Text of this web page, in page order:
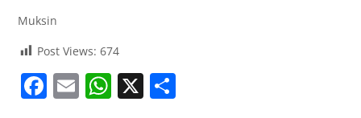
Muksin
Post Views: 674
F E W X